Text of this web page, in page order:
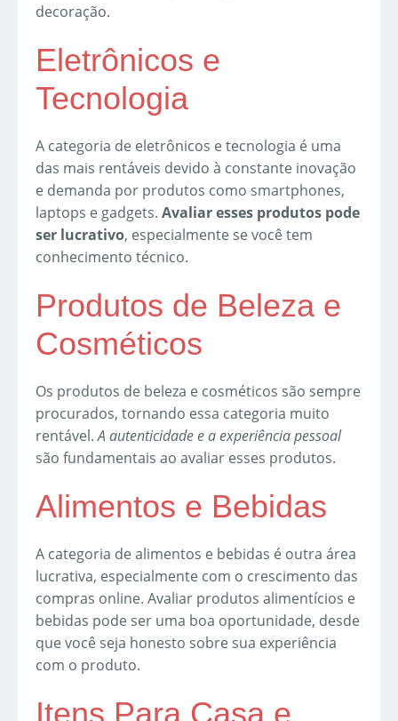
decoração.
Eletrônicos e
Tecnologia
A categoria de eletrônicos e tecnologia é uma
das mais rentáveis devido à constante inovação
e demanda por produtos como smartphones,
laptops e gadgets. Avaliar esses produtos pode
ser lucrativo, especialmente se você tem
conhecimento técnico.
Produtos de Beleza e
Cosméticos
Os produtos de beleza e cosméticos são sempre
procurados, tornando essa categoria muito
rentável.A autenticidade e a experiência pessoal
são fundamentais ao avaliar esses produtos.
Alimentos e Bebidas
A categoria de alimentos e bebidas é outra área
lucrativa, especialmente com o crescimento das
compras online. Avaliar produtos alimentícios e
bebidas pode ser uma boa oportunidade, desde
que você seja honesto sobre sua experiência
com o produto.
Itens Para Casa e